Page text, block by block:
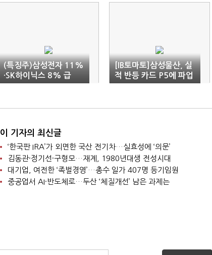
(특징주)삼성전자 11%
·SK하이닉스 8% 급
등…미 반도체 랠리 훈
[IB토마토]삼성물산, 실
적 반등 카드 P5에 파업
암초…공기 지연 우려
이 기자의 최신글
‘한국판 IRA’가 외면한 국산 전기차…실효성에 ‘의문’
김동관·정기선·구형모…재계, 1980년대생 전성시대
대기업, 여전한 ‘족벌경영’…총수 일가 407명 등기임원
중공업서 AI·반도체로…두산 ‘체질개선’ 남은 과제는